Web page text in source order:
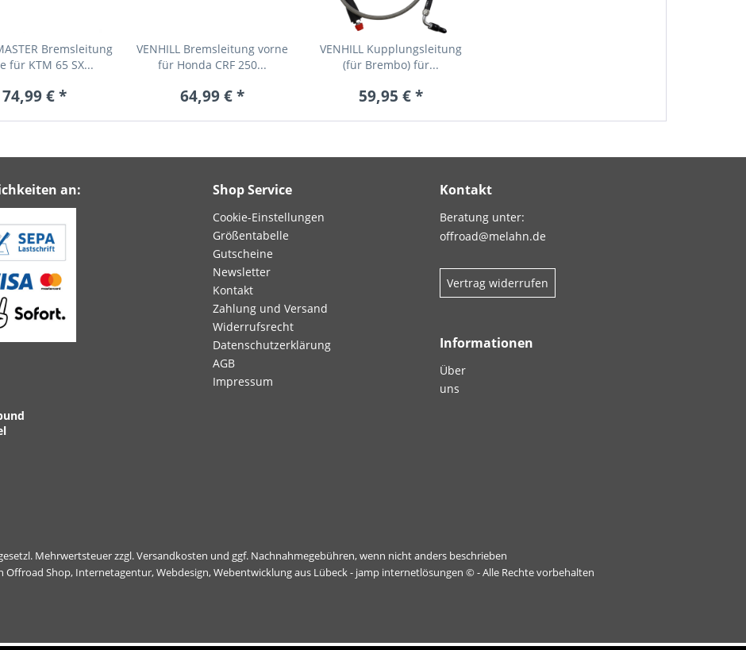
Bremsleitung
für KTM 65 SX...
74,99 € *
VENHILL Bremsleitung vorne
für Honda CRF 250...
64,99 € *
VENHILL Kupplungsleitung
(für Brembo) für...
59,95 € *
an: Shop Service
Cookie-Einstellungen
Größentabelle
Gutscheine
Newsletter
Kontakt
Zahlung und Versand
Widerrufsrecht
Datenschutzerklärung
AGB
Impressum
Kontakt
Beratung unter:
offroad@melahn.de
Vertrag widerrufen
Informationen
Über
uns
Mehrwertsteuer zzgl.Versandkosten und ggf. Nachnahmegebühren, wenn nicht anders beschrieben
Offroad Shop, Internetagentur, Webdesign, Webentwicklung aus Lübeck - jamp internetlösungen © - Alle Rechte vorbehalten